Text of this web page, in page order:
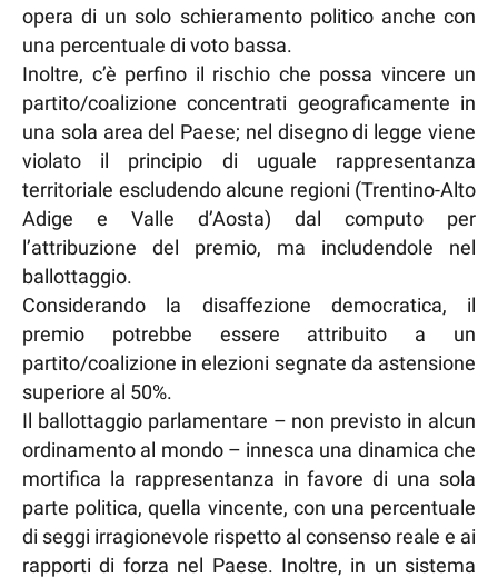
opera di un solo schieramento politico anche con
una percentuale di voto bassa.
Inoltre, c’è perfino il rischio che possa vincere un
partito/coalizione concentrati geograficamente in
una sola area del Paese; nel disegno di legge viene
violato il principio di uguale rappresentanza
territoriale escludendo alcune regioni (Trentino-Alto
Adige e Valle d’Aosta) dal computo per
l’attribuzione del premio, ma includendole nel
ballottaggio.
Considerando la disaffezione democratica, il
premio potrebbe essere attribuito a un
partito/coalizione in elezioni segnate da astensione
superiore al 50%.
Il ballottaggio parlamentare – non previsto in alcun
ordinamento al mondo – innesca una dinamica che
mortifica la rappresentanza in favore di una sola
parte politica, quella vincente, con una percentuale
di seggi irragionevole rispetto al consenso reale e ai
rapporti di forza nel Paese. Inoltre, in un sistema